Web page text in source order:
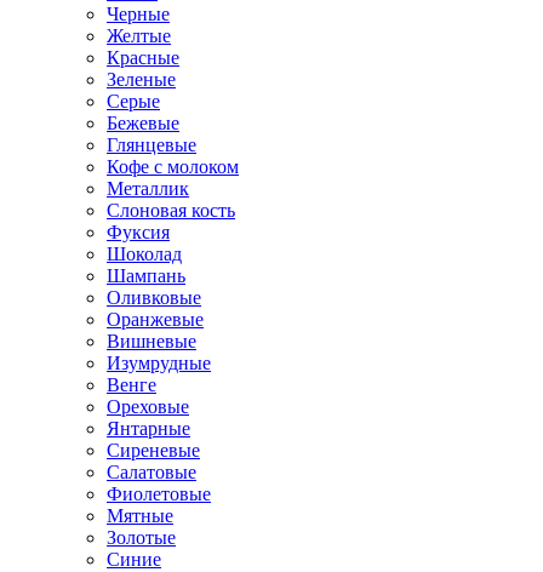
Черные
Желтые
Красные
Зеленые
Серые
Бежевые
Глянцевые
Кофе с молоком
Металлик
Слоновая кость
Фуксия
Шоколад
Шампань
Оливковые
Оранжевые
Вишневые
Изумрудные
Венге
Ореховые
Янтарные
Сиреневые
Салатовые
Фиолетовые
Мятные
Золотые
Синие